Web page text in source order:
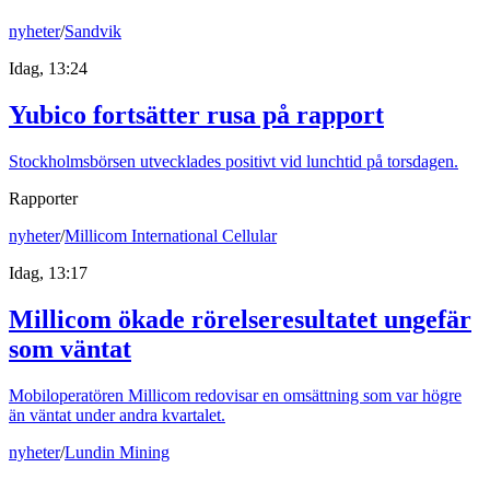
nyheter/Sandvik
Idag, 13:24
Yubico fortsätter rusa på rapport
Stockholmsbörsen utvecklades positivt vid lunchtid på torsdagen.
Rapporter
nyheter/Millicom International Cellular
Idag, 13:17
Millicom ökade rörelseresultatet ungefär
som väntat
Mobiloperatören Millicom redovisar en omsättning som var högre
än väntat under andra kvartalet.
nyheter/Lundin Mining